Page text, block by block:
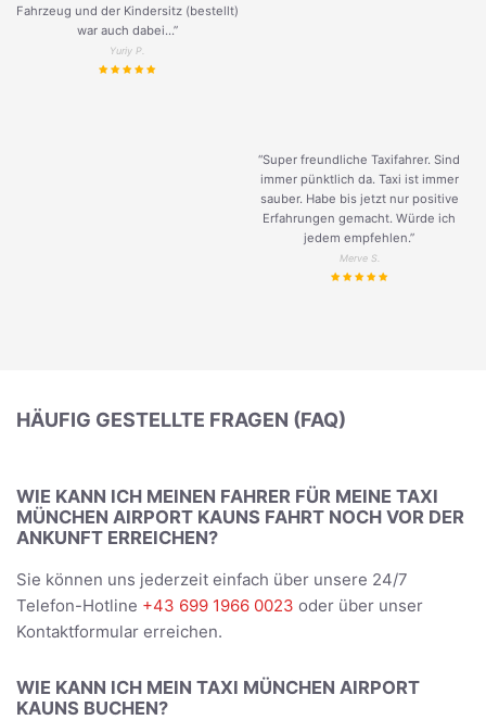
Fahrzeug und der Kindersitz (bestellt)
war auch dabei...”
Yuriy P.
“Super freundliche Taxifahrer. Sind
immer pünktlich da. Taxi ist immer
sauber. Habe bis jetzt nur positive
Erfahrungen gemacht. Würde ich
jedem empfehlen.”
Merve S.
HÄUFIG GESTELLTE FRAGEN (FAQ)
WIE KANN ICH MEINEN FAHRER FÜR MEINE TAXI
MÜNCHEN AIRPORT KAUNS FAHRT NOCH VOR DER
ANKUNFT ERREICHEN?
Sie können uns jederzeit einfach über unsere 24/7
Telefon-Hotline +43 699 1966 0023 oder über unser
Kontaktformular erreichen.
WIE KANN ICH MEIN TAXI MÜNCHEN AIRPORT
KAUNS BUCHEN?